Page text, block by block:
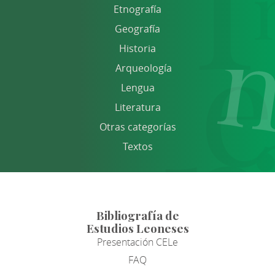
Etnografía
Geografía
Historia
Arqueología
Lengua
Literatura
Otras categorías
Textos
Bibliografía de
Estudios Leoneses
Presentación CELe
FAQ